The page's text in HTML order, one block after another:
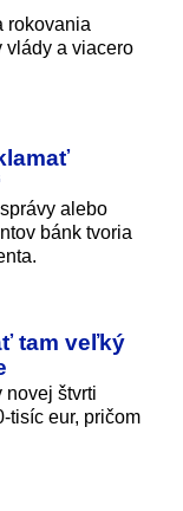
rokovania
vlády a viacero
alebo
bánk tvoria
tam veľký
novej štvrti
tisíc eur, pričom